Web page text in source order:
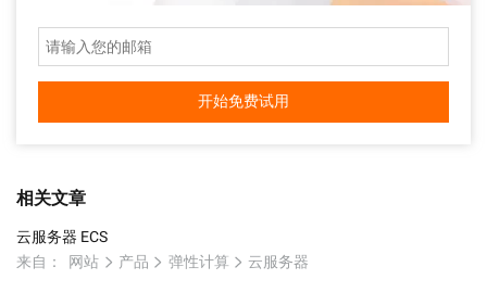
开始免费试用
相关文章
云服务器 ECS
来自：
网站 产品 弹性计算 云服务器